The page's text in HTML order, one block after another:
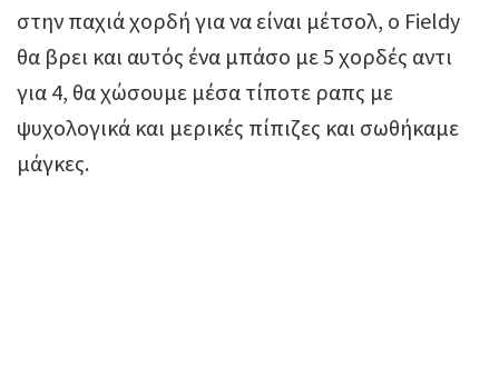
στην παχιά χορδή για να είναι μέτσολ, ο Fieldy
θα βρει και αυτός ένα μπάσο με 5 χορδές αντι
για 4, θα χώσουμε μέσα τίποτε ραπς με
ψυχολογικά και μερικές πίπιζες και σωθήκαμε
μάγκες.